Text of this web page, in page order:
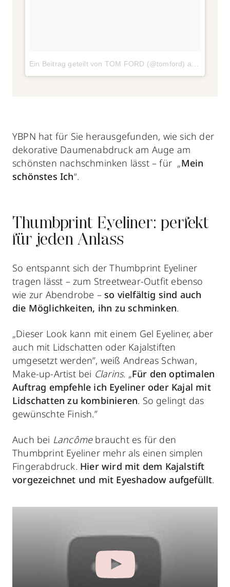
Ein Beitrag geteilt von TOM FORD (@tomford) am
YBPN hat für Sie herausgefunden, wie sich der
dekorative Daumenabdruck am Auge am
schönsten nachschminken lässt – für „Mein
schönstes Ich“.
Thumbprint Eyeliner: perfekt
für jeden Anlass
So entspannt sich der Thumbprint Eyeliner
tragen lässt – zum Streetwear-Outfit ebenso
wie zur Abendrobe – so vielfältig sind auch
die Möglichkeiten, ihn zu schminken.
„Dieser Look kann mit einem Gel Eyeliner, aber
auch mit Lidschatten oder Kajalstiften
umgesetzt werden”, weiß Andreas Schwan,
Make-up-Artist bei Clarins. „Für den optimalen
Auftrag empfehle ich Eyeliner oder Kajal mit
Lidschatten zu kombinieren. So gelingt das
gewünschte Finish.”
Auch bei Lancômebraucht es für den
Thumbprint Eyeliner mehr als einen simplen
Fingerabdruck. Hier wird mit dem Kajalstift
vorgezeichnet und mit Eyeshadow aufgefüllt.